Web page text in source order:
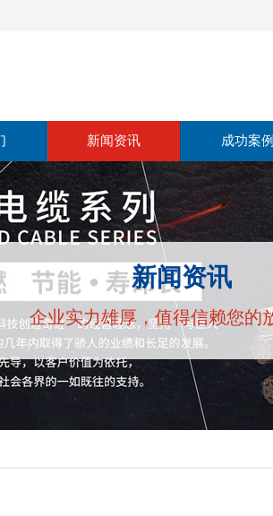
新闻资讯
公司动态
行业动态
常见问题
成功案例
仪器仪表
电线电缆
新闻资讯
企业实力雄厚，值得信赖您的